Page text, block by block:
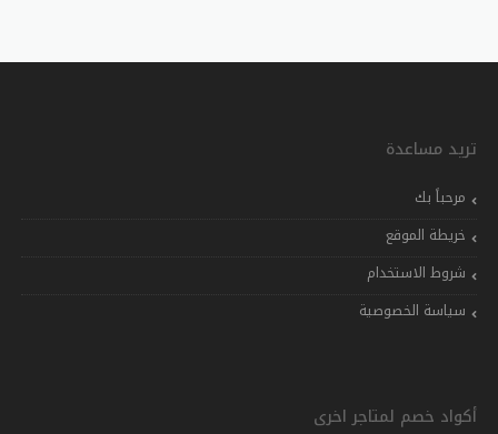
تريد مساعدة
مرحباً بك
خريطة الموقع
شروط الاستخدام
سياسة الخصوصية
أكواد خصم لمتاجر اخرى